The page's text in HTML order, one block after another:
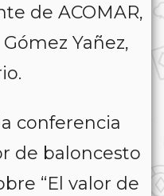
de ACOMAR,
Yañez,
conferencia
de baloncesto
“El valor de